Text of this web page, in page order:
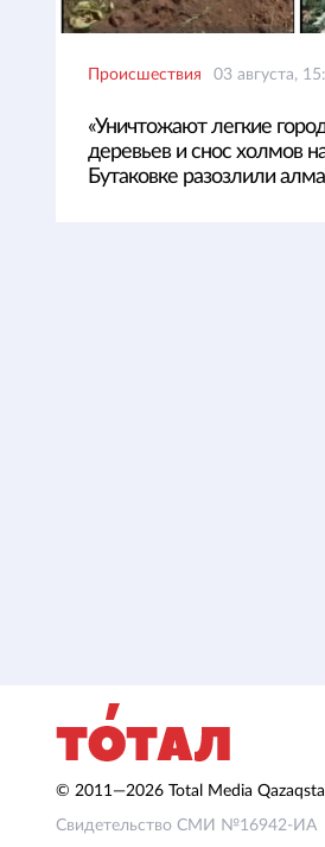
Происшествия 03 августа,
«Уничтожают легкие
деревьев и снос холмов
Бутаковке разозлили
© 2011—2026 Total Media
Свидетельство СМИ №16942-ИА